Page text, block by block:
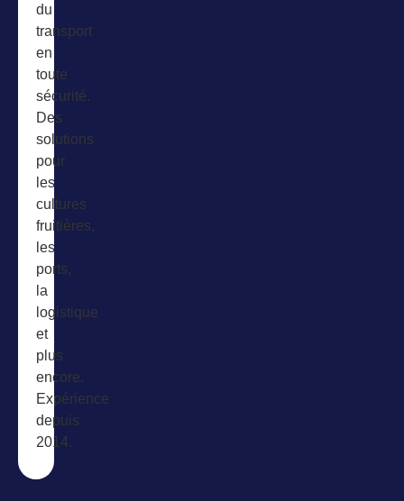
du
transport
en
toute
sécurité.
Des
solutions
pour
les
cultures
fruitières,
les
ports,
la
logistique
et
plus
encore.
Expérience
depuis
2014.